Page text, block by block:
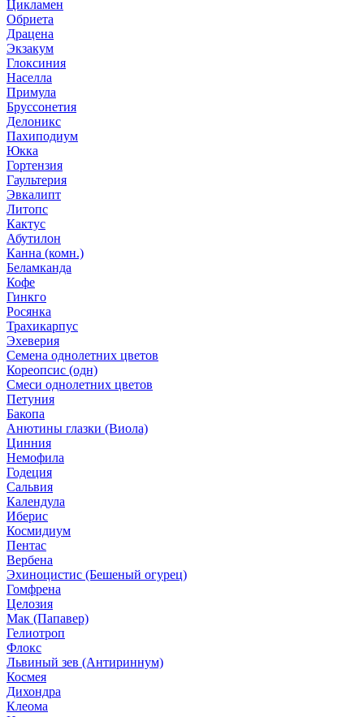
Цикламен
Обриета
Драцена
Экзакум
Глоксиния
Населла
Примула
Бруссонетия
Делоникс
Пахиподиум
Юкка
Гортензия
Гаультерия
Эвкалипт
Литопс
Кактус
Абутилон
Канна (комн.)
Беламканда
Кофе
Гинкго
Росянка
Трахикарпус
Эхеверия
Семена однолетних цветов
Кореопсис (одн)
Смеси однолетних цветов
Петуния
Бакопа
Анютины глазки (Виола)
Цинния
Немофила
Годеция
Сальвия
Календула
Иберис
Космидиум
Пентас
Вербена
Эхиноцистис (Бешеный огурец)
Гомфрена
Целозия
Мак (Папавер)
Гелиотроп
Флокс
Львиный зев (Антириннум)
Космея
Дихондра
Клеома